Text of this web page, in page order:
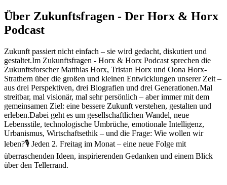
Über Zukunftsfragen - Der Horx & Horx
Podcast
Zukunft passiert nicht einfach – sie wird gedacht, diskutiert und
gestaltet.Im Zukunftsfragen - Horx & Horx Podcast sprechen die
Zukunftsforscher Matthias Horx, Tristan Horx und Oona Horx-
Strathern über die großen und kleinen Entwicklungen unserer Zeit –
aus drei Perspektiven, drei Biografien und drei Generationen.Mal
streitbar, mal visionär, mal sehr persönlich – aber immer mit dem
gemeinsamen Ziel: eine bessere Zukunft verstehen, gestalten und
erleben.Dabei geht es um gesellschaftlichen Wandel, neue
Lebensstile, technologische Umbrüche, emotionale Intelligenz,
Urbanismus, Wirtschaftsethik – und die Frage: Wie wollen wir
leben?🎙️ Jeden 2. Freitag im Monat – eine neue Folge mit
überraschenden Ideen, inspirierenden Gedanken und einem Blick
über den Tellerrand.